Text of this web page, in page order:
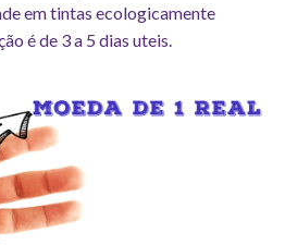
em tintas ecologicamente
é de 3 a 5 dias uteis.